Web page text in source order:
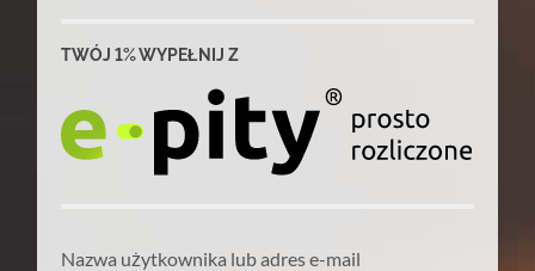
TWÓJ 1% WYPEŁNIJ Z
Nazwa użytkownika lub adres e-mail